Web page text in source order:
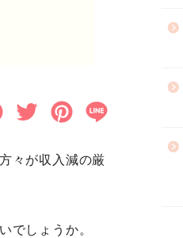
c
b
i
t
n
e
々が収入減の厳
でしょうか。